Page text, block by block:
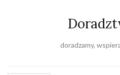
doradzamy,